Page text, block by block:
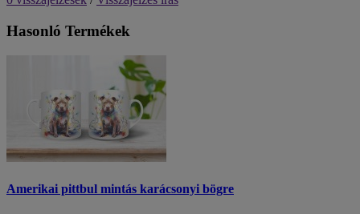
Hasonló Termékek
Amerikai pittbul mintás karácsonyi bögre